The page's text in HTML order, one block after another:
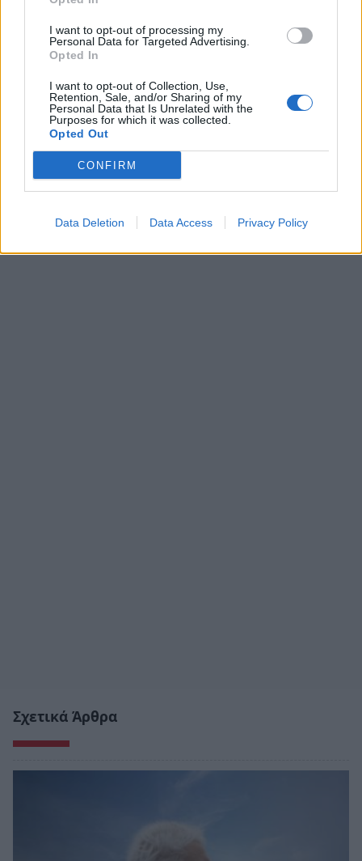
I want to opt-out of processing my
Personal Data for Targeted Advertising.
Opted In
I want to opt-out of Collection, Use,
Retention, Sale, and/or Sharing of my
Personal Data that Is Unrelated with the
Purposes for which it was collected.
Opted Out
CONFIRM
Data Deletion Data Access Privacy Policy
Ας γίνουμε: ανθρώπινη αλυσίδα, φύλακες στις
αρχαίες ελιές του τόπου μας, ασπίδα των
υπεραιωνόβιων δέντρων»
ΠΕΡΙΒΑΛΛΟΝ
Σχετικά Άρθρα